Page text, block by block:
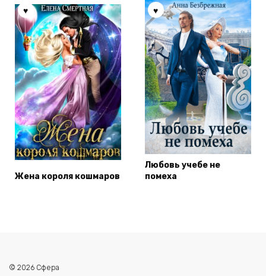
Жена короля кошмаров
Любовь учебе не
помеха
© 2026 Сфера